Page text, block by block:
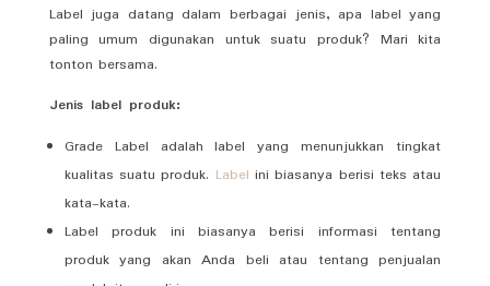
Label juga datang dalam berbagai jenis, apa label yang
paling umum digunakan untuk suatu produk? Mari kita
tonton bersama.
Jenis label produk:
Grade Label adalah label yang menunjukkan tingkat
kualitas suatu produk. Label ini biasanya berisi teks atau
kata-kata.
Label produk ini biasanya berisi informasi tentang
produk yang akan Anda beli atau tentang penjualan